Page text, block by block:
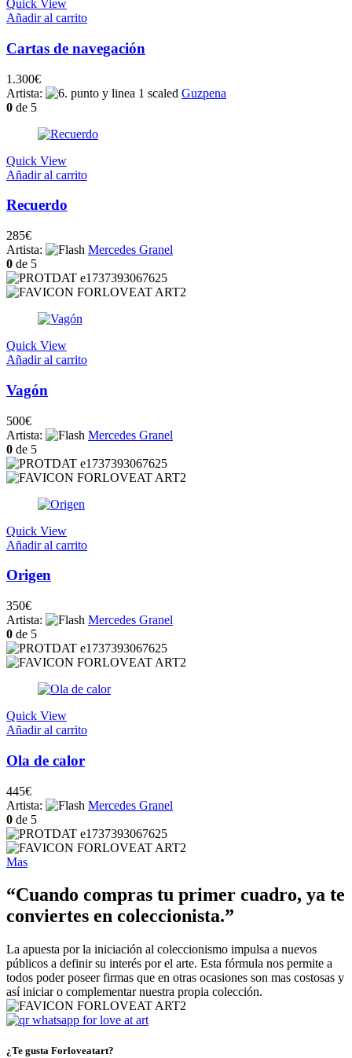
Quick View
Añadir al carrito
Cartas de navegación
1.300€
Artista:
Guzpena
0 de 5
Quick View
Añadir al carrito
Recuerdo
285€
Artista:
Mercedes Granel
0 de 5
Quick View
Añadir al carrito
Vagón
500€
Artista:
Mercedes Granel
0 de 5
Quick View
Añadir al carrito
Origen
350€
Artista:
Mercedes Granel
0 de 5
Quick View
Añadir al carrito
Ola de calor
445€
Artista:
Mercedes Granel
0 de 5
Mas
“Cuando compras tu primer cuadro, ya te
conviertes en coleccionista.”
La apuesta por la iniciación al coleccionismo impulsa a nuevos
públicos a definir su interés por el arte. Esta fórmula nos permite a
todos poder poseer firmas que en otras ocasiones son mas costosas y
así iniciar o complementar nuestra propia colección.
¿Te gusta Forloveatart?